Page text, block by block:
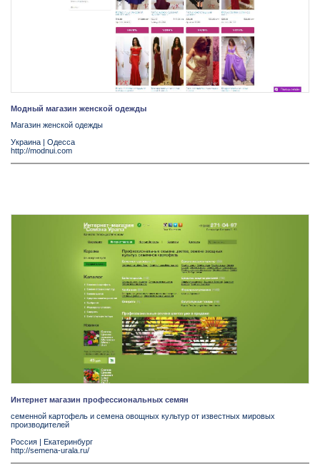
Модный магазин женской одежды
Магазин женской одежды
Украина | Одесса
http://modnui.com
Интернет магазин профессиональных семян
семенной картофель и семена овощных культур от известных мировых
производителей
Россия | Екатеринбург
http://semena-urala.ru/